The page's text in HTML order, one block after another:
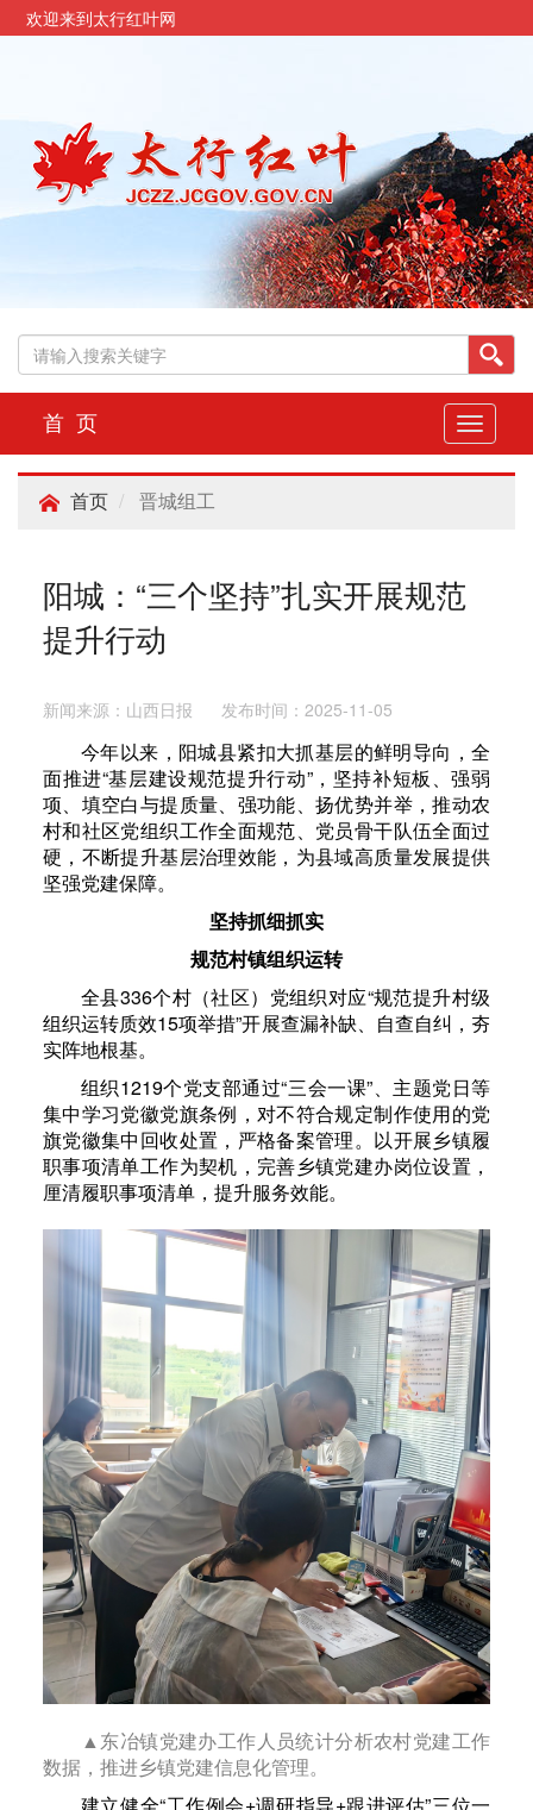
欢迎来到太行红叶网
切
换
导
首 页
首页 晋城组工
阳城：“三个坚持”扎实开展规范
提升行动
新闻来源：山西日报 发布时间：2025-11-05
今年以来，阳城县紧扣大抓基层的鲜明导向，全
面推进“基层建设规范提升行动”，坚持补短板、强弱
项、填空白与提质量、强功能、扬优势并举，推动农
村和社区党组织工作全面规范、党员骨干队伍全面过
硬，不断提升基层治理效能，为县域高质量发展提供
坚强党建保障。
坚持抓细抓实
规范村镇组织运转
全县336个村（社区）党组织对应“规范提升村级
组织运转质效15项举措”开展查漏补缺、自查自纠，夯
实阵地根基。
组织1219个党支部通过“三会一课”、主题党日等
集中学习党徽党旗条例，对不符合规定制作使用的党
旗党徽集中回收处置，严格备案管理。以开展乡镇履
职事项清单工作为契机，完善乡镇党建办岗位设置，
厘清履职事项清单，提升服务效能。
▲东冶镇党建办工作人员统计分析农村党建工作
数据，推进乡镇党建信息化管理。